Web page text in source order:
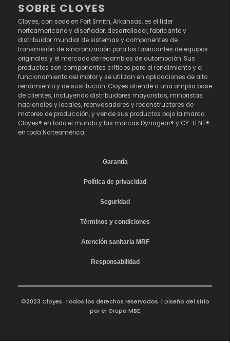
SOBRE CLOYES
Cloyes, con sede en Fort Smith, Arkansas, es el líder
norteamericano y diseñador, desarrollador, fabricante y
distribuidor mundial de sistemas y componentes de
transmisión de sincronización para los fabricantes de equipos
originales y el mercado de recambios de automoción. Sus
productos son componentes críticos para el rendimiento y el
funcionamiento del motor y se utilizan en aplicaciones de alto
rendimiento y de sustitución. Cloyes atiende a una amplia base
de clientes, incluyendo distribuidores mayoristas, minoristas
nacionales y locales, reenvasadores y reconstructores de
motores de producción, y vende sus productos bajo la marca
Cloyes® en todo el mundo y las marcas Dynagear® y CY-LENT®
en toda Norteamérica.
Garantía
Política de privacidad
Seguridad
Términos y condiciones
Atención sanitaria MRF
Responsabilidad
©2023 Cloyes. Todos los derechos reservados. | Diseño del sitio
por el Grupo MBE